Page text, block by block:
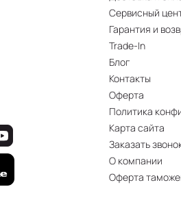
Сервисный
Гарантия и
Trade-In
Блог
Контакты
Оферта
Политика
Карта сайта
Заказать
О компании
Оферта